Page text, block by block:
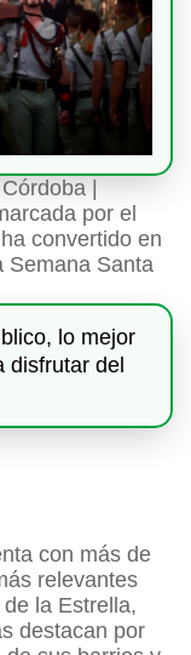
|
por el
convertido en
Semana Santa
lo mejor
disfrutar del
con más de
relevantes
la Estrella,
destacan por